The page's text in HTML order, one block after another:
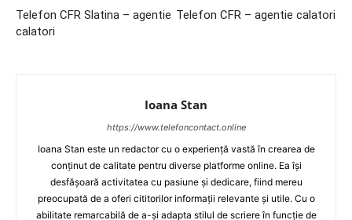
Telefon CFR Slatina – agentie
calatori
Telefon CFR – agentie calatori
Ioana Stan
https://www.telefoncontact.online
Ioana Stan este un redactor cu o experiență vastă în crearea de
conținut de calitate pentru diverse platforme online. Ea își
desfășoară activitatea cu pasiune și dedicare, fiind mereu
preocupată de a oferi cititorilor informații relevante și utile. Cu o
abilitate remarcabilă de a-și adapta stilul de scriere în funcție de